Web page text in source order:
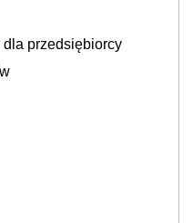
dla przedsiębiorcy